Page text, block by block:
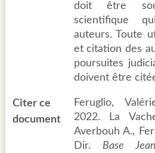
doit être
scientifique
auteurs. Toute
et citation des
poursuites
doivent être
Citer ce
document
Feruglio,
2022. La
Averbouh A.,
Dir. Base